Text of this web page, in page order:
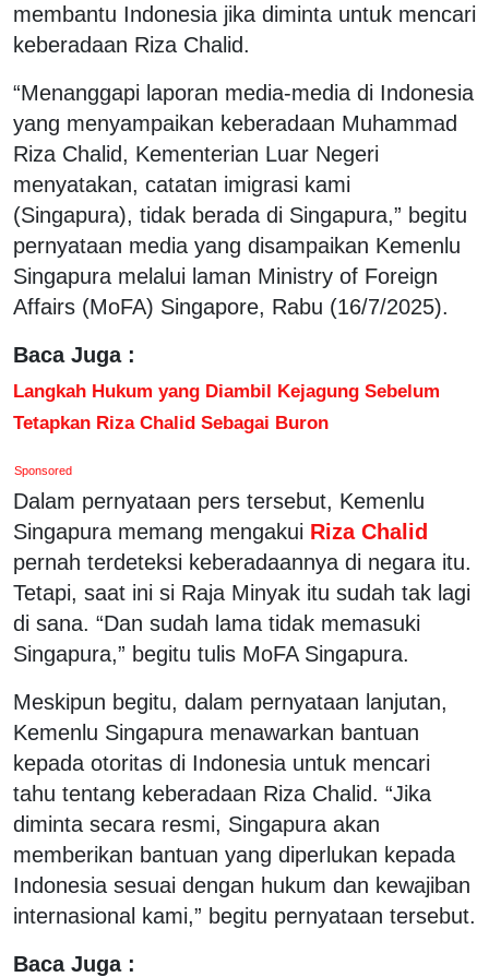
membantu Indonesia jika diminta untuk mencari
keberadaan Riza Chalid.
“Menanggapi laporan media-media di Indonesia
yang menyampaikan keberadaan Muhammad
Riza Chalid, Kementerian Luar Negeri
menyatakan, catatan imigrasi kami
(Singapura), tidak berada di Singapura,” begitu
pernyataan media yang disampaikan Kemenlu
Singapura melalui laman Ministry of Foreign
Affairs (MoFA) Singapore, Rabu (16/7/2025).
Baca Juga :
Langkah Hukum yang Diambil Kejagung Sebelum
Tetapkan Riza Chalid Sebagai Buron
Sponsored
Dalam pernyataan pers tersebut, Kemenlu
Singapura memang mengakui Riza Chalid
pernah terdeteksi keberadaannya di negara itu.
Tetapi, saat ini si Raja Minyak itu sudah tak lagi
di sana. “Dan sudah lama tidak memasuki
Singapura,” begitu tulis MoFA Singapura.
Meskipun begitu, dalam pernyataan lanjutan,
Kemenlu Singapura menawarkan bantuan
kepada otoritas di Indonesia untuk mencari
tahu tentang keberadaan Riza Chalid. “Jika
diminta secara resmi, Singapura akan
memberikan bantuan yang diperlukan kepada
Indonesia sesuai dengan hukum dan kewajiban
internasional kami,” begitu pernyataan tersebut.
Baca Juga :